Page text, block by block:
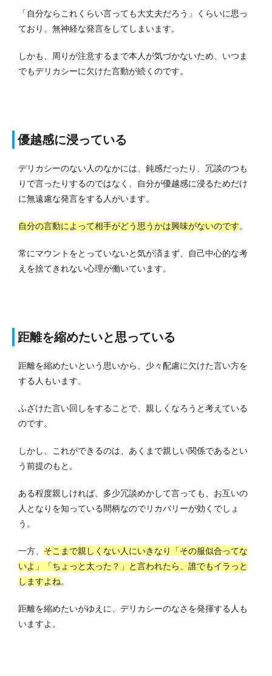
「自分ならこれくらい言っても大丈夫だろう」くらいに思っ
ており、無神経な発言をしてしまいます。
しかも、周りが注意するまで本人が気づかないため、いつま
でもデリカシーに欠けた言動が続くのです。
優越感に浸っている
デリカシーのない人のなかには、鈍感だったり、冗談のつも
りで言ったりするのではなく、自分が優越感に浸るためだけ
に無遠慮な発言をする人がいます。
自分の言動によって相手がどう思うかは興味がないのです。
常にマウントをとっていないと気が済まず、自己中心的な考
えを捨てきれない心理が働いています。
距離を縮めたいと思っている
距離を縮めたいという思いから、少々配慮に欠けた言い方を
する人もいます。
ふざけた言い回しをすることで、親しくなろうと考えている
のです。
しかし、これができるのは、あくまで親しい関係であるとい
う前提のもと。
ある程度親しければ、多少冗談めかして言っても、お互いの
人となりを知っている間柄なのでリカバリーが効くでしょ
う。
一方、 そこまで親しくない人にいきなり「その服似合ってな
いよ」「ちょっと太った？」と言われたら、誰でもイラっと
しますよね。
距離を縮めたいがゆえに、デリカシーのなさを発揮する人も
いますよ。